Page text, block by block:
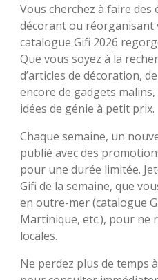
Vous cherchez à faire des
décorant ou réorganisant
catalogue Gifi 2026
Que vous soyez à la
d’articles de décoration,
encore de gadgets
idées de génie à petit prix.
Chaque semaine, un
publié avec des
pour une durée limitée.
Gifi de la semaine, que
en outre-mer (catalogue
Martinique, etc.), pour ne
locales.
Ne perdez plus de temps